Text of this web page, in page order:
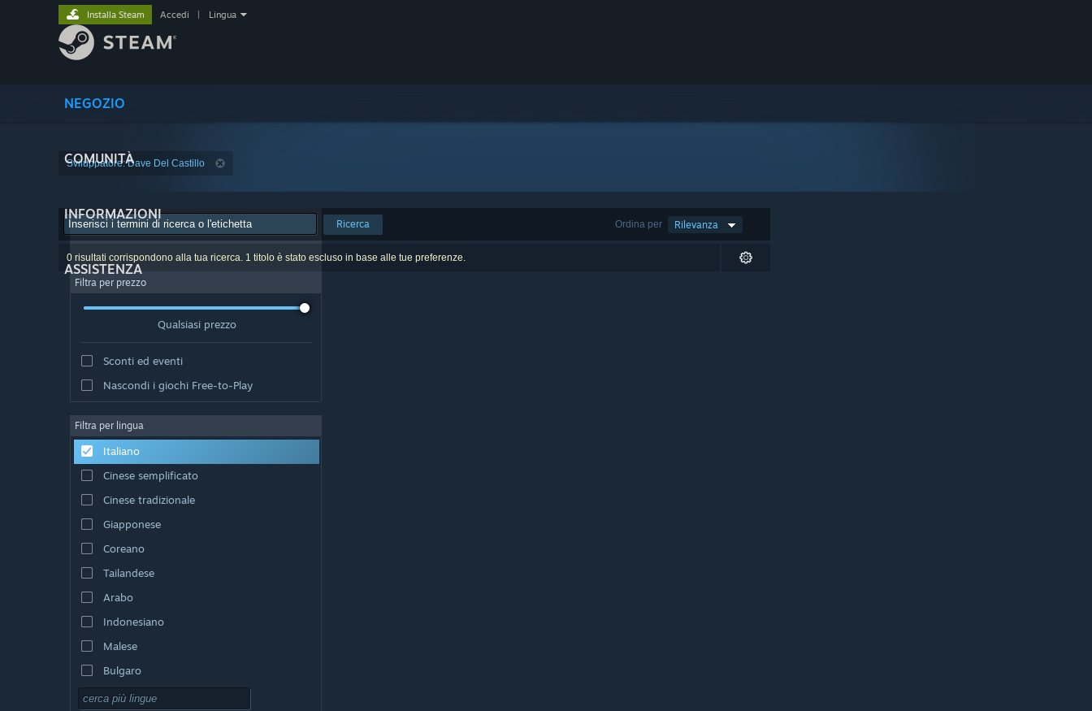
NEGOZIO
COMUNITÀ
INFORMAZIONI
ASSISTENZA
Installa Steam Accedi Lingua
Sviluppatore: Dave Del Castillo
Ordina per Rilevanza
Ricerca
0 risultati corrispondono alla tua ricerca. 1 titolo è stato escluso in base alle tue preferenze.
Filtra per prezzo
Qualsiasi prezzo
Sconti ed eventi
Nascondi i giochi Free-to-Play
Filtra per lingua
Italiano
Cinese semplificato
Cinese tradizionale
Giapponese
Coreano
Tailandese
Arabo
Indonesiano
Malese
Bulgaro
Ceco